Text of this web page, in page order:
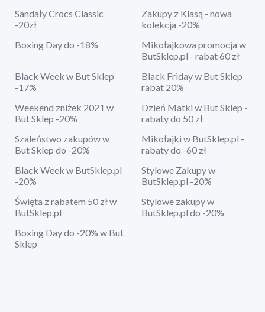
Sandały Crocs Classic
-20zł
Zakupy z Klasą - nowa
kolekcja -20%
Boxing Day do -18%
Mikołajkowa promocja w
ButSklep.pl - rabat 60 zł
Black Week w But Sklep
-17%
Black Friday w But Sklep
rabat 20%
Weekend zniżek 2021 w
But Sklep -20%
Dzień Matki w But Sklep -
rabaty do 50 zł
Szaleństwo zakupów w
But Sklep do -20%
Mikołajki w ButSklep.pl -
rabaty do -60 zł
Black Week w ButSklep.pl
-20%
Stylowe Zakupy w
ButSklep.pl -20%
Święta z rabatem 50 zł w
ButSklep.pl
Stylowe zakupy w
ButSklep.pl do -20%
Boxing Day do -20% w But
Sklep